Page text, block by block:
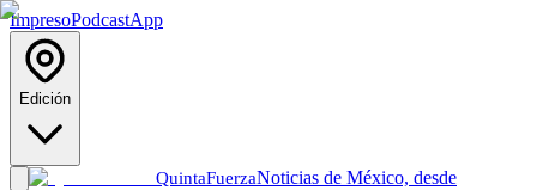
ImpresoPodcastApp
Edición
QuintaFuerzaNoticias de México, desde